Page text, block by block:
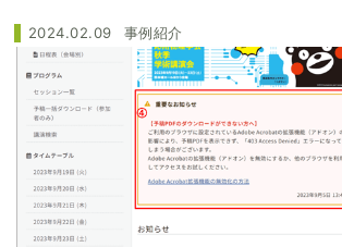
2024.02.09 事例紹介